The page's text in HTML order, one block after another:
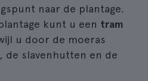
naar de plantage.
kunt u een tram
u door de moeras
de slavenhutten en de